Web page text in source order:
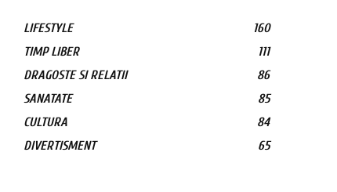
LIFESTYLE
160
TIMP LIBER
111
DRAGOSTE SI RELATII
86
SANATATE
85
CULTURA
84
DIVERTISMENT
65